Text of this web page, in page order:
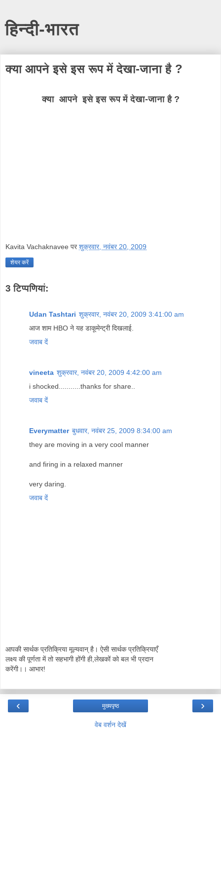
हिन्दी-भारत
क्या आपने इसे इस रूप में देखा-जाना है ?
क्या आपने इसे इस रूप में देखा-जाना है ?
Kavita Vachaknavee परशुक्रवार, नवंबर 20, 2009
शेयर करें
3 टिप्‍पणियां:
Udan Tashtari शुक्रवार, नवंबर 20, 2009 3:41:00 am
आज शाम HBO ने यह डाकूमेन्ट्री दिखलाई.
जवाब दें
vineeta शुक्रवार, नवंबर 20, 2009 4:42:00 am
i shocked...........thanks for share..
जवाब दें
Everymatter बुधवार, नवंबर 25, 2009 8:34:00 am
they are moving in a very cool manner
and firing in a relaxed manner
very daring.
जवाब दें
आपकी सार्थक प्रतिक्रिया मूल्यवान् है। ऐसी सार्थक प्रतिक्रियाएँ
लक्ष्य की पूर्णता में तो सहभागी होंगी ही,लेखकों को बल भी प्रदान
करेंगी।। आभार!
‹ ›
मुख्यपृष्ठ
वेब वर्शन देखें